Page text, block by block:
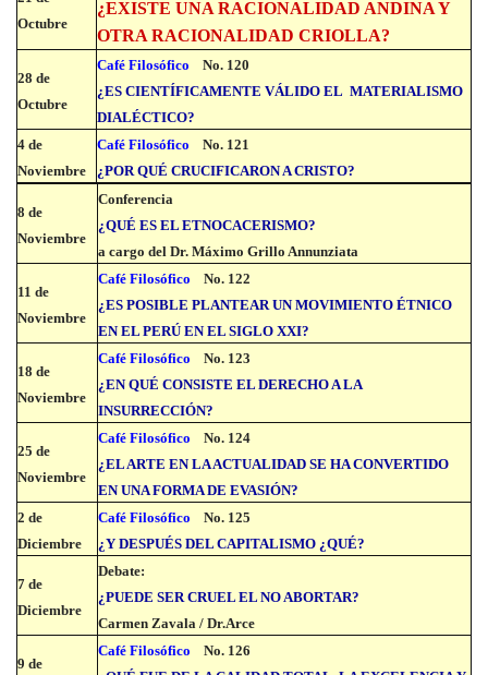
Octubre
¿EXISTE UNA RACIONALIDAD ANDINA Y
OTRA RACIONALIDAD CRIOLLA?
28 de
Octubre
Café Filosófico No. 120
¿ES CIENTÍFICAMENTE VÁLIDO EL MATERIALISMO
DIALÉCTICO?
4 de
Noviembre
Café Filosófico No. 121
¿POR QUÉ CRUCIFICARON A CRISTO?
8 de
Noviembre
Conferencia
¿QUÉ ES EL ETNOCACERISMO?
a cargo del Dr. Máximo Grillo Annunziata
11 de
Noviembre
Café Filosófico No. 122
¿ES POSIBLE PLANTEAR UN MOVIMIENTO ÉTNICO
EN EL PERÚ EN EL SIGLO XXI?
18 de
Noviembre
Café Filosófico No. 123
¿EN QUÉ CONSISTE EL DERECHO A LA
INSURRECCIÓN?
25 de
Noviembre
Café Filosófico No. 124
¿EL ARTE EN LA ACTUALIDAD SE HA CONVERTIDO
EN UNA FORMA DE EVASIÓN?
2 de
Diciembre
Café Filosófico No. 125
¿Y DESPUÉS DEL CAPITALISMO ¿QUÉ?
7 de
Diciembre
Debate:
¿PUEDE SER CRUEL EL NO ABORTAR?
Carmen Zavala / Dr.Arce
9 de
Café Filosófico No. 126